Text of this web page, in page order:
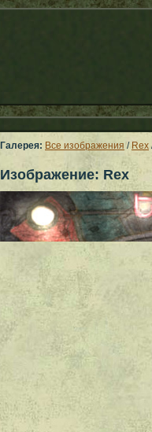
Галерея: Все изображения / Rex
Изображение: Rex